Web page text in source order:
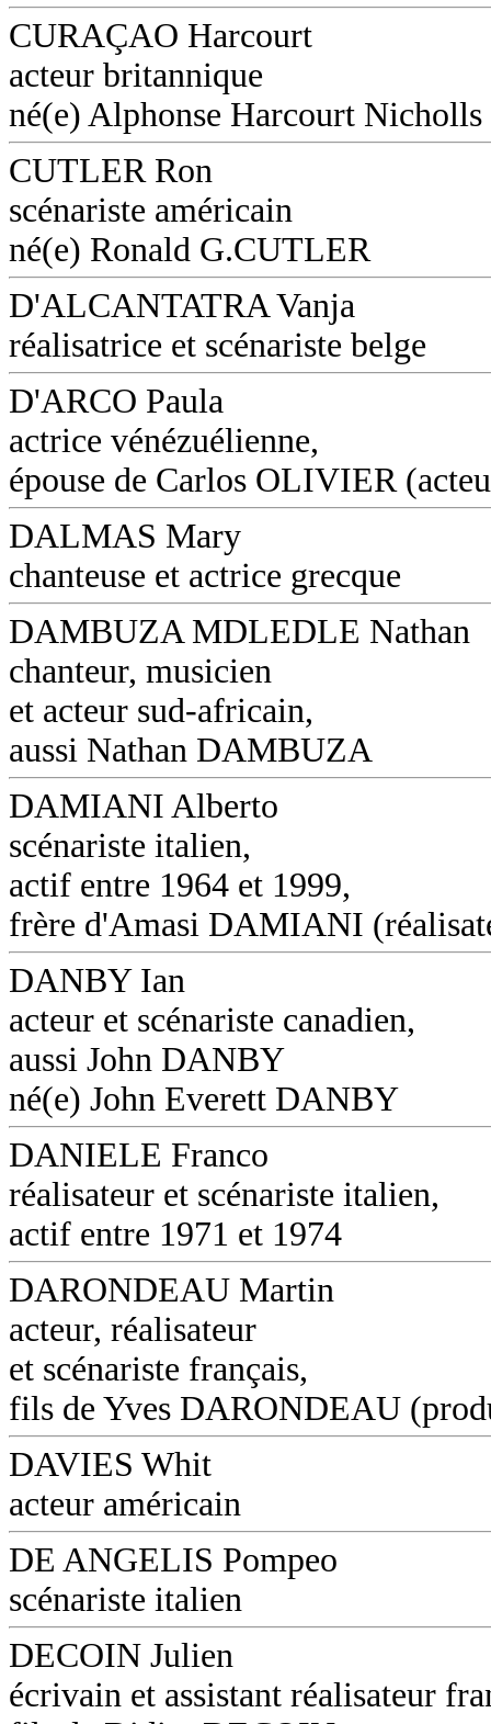
CURAÇAO Harcourt
acteur britannique
né(e) Alphonse Harcourt Nicholls
CUTLER Ron
scénariste américain
né(e) Ronald G.CUTLER
D'ALCANTATRA Vanja
réalisatrice et scénariste belge
D'ARCO Paula
actrice vénézuélienne,
épouse de Carlos OLIVIER
DALMAS Mary
chanteuse et actrice grecque
DAMBUZA MDLEDLE Nathan
chanteur, musicien
et acteur sud-africain,
aussi Nathan DAMBUZA
DAMIANI Alberto
scénariste italien,
actif entre 1964 et 1999,
frère d'Amasi DAMIANI
DANBY Ian
acteur et scénariste canadien,
aussi John DANBY
né(e) John Everett DANBY
DANIELE Franco
réalisateur et scénariste italien,
actif entre 1971 et 1974
DARONDEAU Martin
acteur, réalisateur
et scénariste français,
fils de Yves DARONDEAU
DAVIES Whit
acteur américain
DE ANGELIS Pompeo
scénariste italien
DECOIN Julien
écrivain et assistant réalisateur